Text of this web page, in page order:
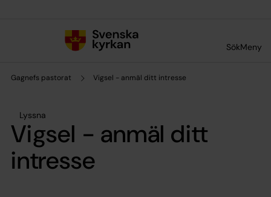
SökMeny
Gagnefs pastorat Vigsel - anmäl ditt intresse
Lyssna
Vigsel - anmäl ditt
intresse